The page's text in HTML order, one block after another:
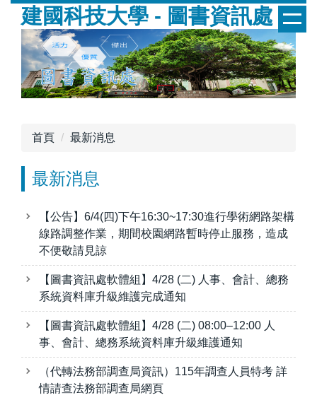
建國科技大學 - 圖書資訊處
首頁 最新消息
最新消息
【公告】6/4(四)下午16:30~17:30進行學術網路架構
線路調整作業，期間校園網路暫時停止服務，造成
不便敬請見諒
【圖書資訊處軟體組】4/28 (二) 人事、會計、總務
系統資料庫升級維護完成通知
【圖書資訊處軟體組】4/28 (二) 08:00–12:00 人
事、會計、總務系統資料庫升級維護通知
（代轉法務部調查局資訊）115年調查人員特考 詳
情請查法務部調查局網頁